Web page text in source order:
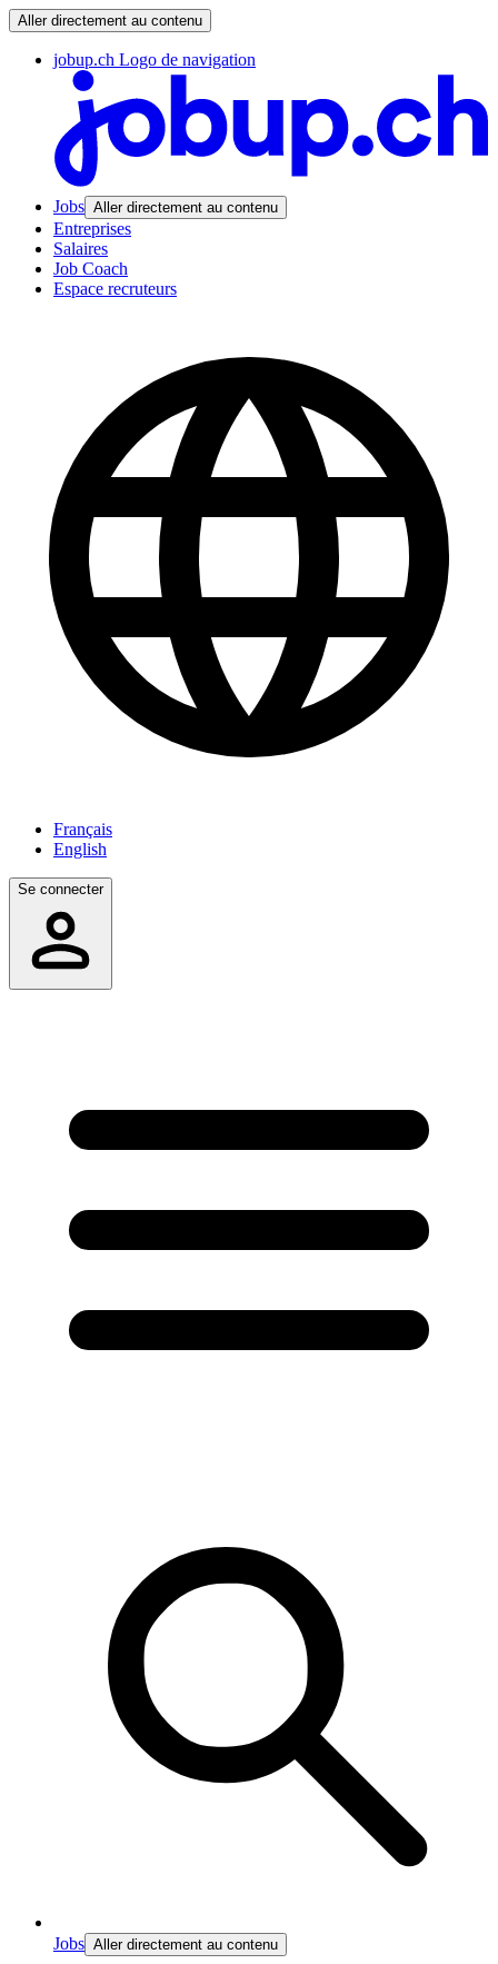
Aller directement au contenu
jobup.ch Logo de navigation
Jobs Aller directement au contenu
Entreprises
Salaires
Job Coach
Espace recruteurs
Français
English
Se connecter
Jobs Aller directement au contenu